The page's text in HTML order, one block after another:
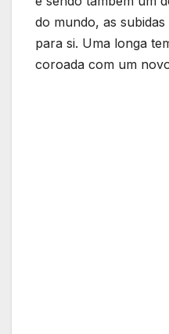
do mundo, as
para si. Uma longa
coroada com um